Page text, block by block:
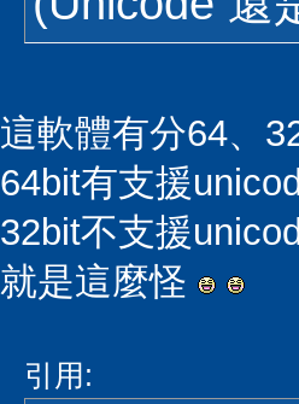
這軟體有分64、
64bit有支援
32bit不支援
就是這麼怪
引用: